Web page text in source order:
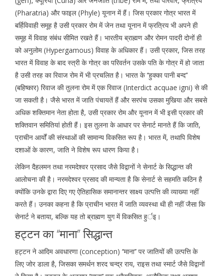
(Pharatria) और फाइल (Phyle) यूनान में हैं। जिस प्रकार गोत्र भारत में
बर्हिविवाही समूह है उसी प्रकार रोम में जेन तथा यूनान में फ्रत्रिय भी अपने ही
समूह में विवाह संबंध सीमित रखते हैं। भारतीय ब्राह्मण और रोमन पादरी दोनों ही
को अनुलोम (Hypergamous) विवाह के अधिकार हैं। उसी प्रकार, जिस तरह
भारत में विवाह के बाद स्त्री के गोत्र का परिवर्तन उसके पति के गोत्र में हो जाता
है उसी तरह का रिवाज रोम में भी प्रचलित है। भारत के ‘‘हुक्का पानी बन्द’’
(बहिष्कार) रिवाज की तुलना रोम में एक रिवाज (Interdict acquae igni) से की
जा सकती है। जैसे भारत में जाति पंचायतें हैं और सरपंच उसका मुखिया और सबसे
अधिक शक्तिमान नेता होता है, उसी प्रकार रोम और यूनान में भी इसी प्रकार की
शक्तिवान समितियां होती हैं। इस तुलना के आधार पर सेनार्ट मानते हैं कि जाति,
प्राचीन आर्यों की संस्थाओं की सामान्य विकसित रूप है। भारत में, तथापि विशेष
दशाओं के कारण, जाति ने विशेष रूप धारण किया है।
लेकिन दैहलमन तथा नरमदेश्वर प्रसाद जैसे विद्वानों ने सेनार्ट के सिद्धान्त की
आलोचना की है। नरमदेश्वर प्रसाद की मान्यता है कि सेनार्ट से सहमति कठिन है
क्योंकि उनके द्वारा दिए गए ऐतिहासिक समानान्तर साक्ष्य उत्पत्ति की व्याख्या नहीं
करते हैं। उनका कहना है कि प्राचीन भारत में जाति व्यवस्था थी ही नहीं जैसा कि
सेनार्ट ने बताया, बल्कि यह तो ब्राह्मण युग में विकसित हुर्इ।
हट्टन का ‘‘माना’’ सिद्धान्त
हट्टन ने आदिम अवधारणा (conception) ‘‘माना’’ पर जातियों की उत्पत्ति के
लिए जोर डाला है, जिसका समर्थन शरद चन्द्र राय, राइस तथा स्मार्ट जैसे विद्वानों